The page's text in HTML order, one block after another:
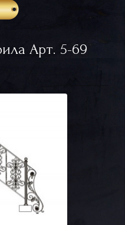
Арт. 5-69